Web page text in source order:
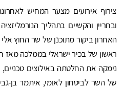
צירוף אירועים מצער המחיש
ובחריין והקשיים בתהליך
האחרון ביקור מתוכנן של שר החוץ אלי
ראשון של בכיר ישראלי בממלכה מאז
נימקה את החלטתה באילוצים
של השר לביטחון לאומי, איתמר בן-